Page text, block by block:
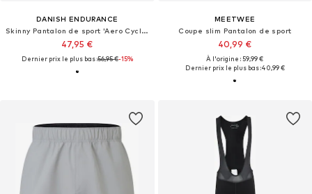
DANISH ENDURANCE
Skinny Pantalon de sport 'Aero Cycling'
47,95 €
Dernier prix le plus bas :56,95 €-15%
MEETWEE
Coupe slim Pantalon de sport
40,99 €
À l'origine : 59,99 €
Dernier prix le plus bas :40,99 €